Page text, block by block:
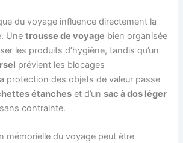
du voyage influence directement la
Unetrousse de voyage bien organisée
les produits d’hygiène, tandis qu’un
prévient les blocages
protection des objets de valeur passe
étanches et d’unsac à dos léger
contrainte.
mémorielle du voyage peut être